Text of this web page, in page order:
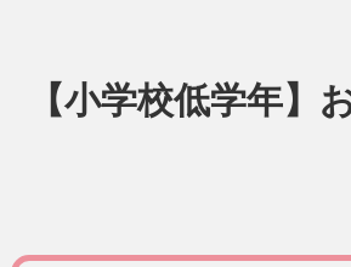
【小学校低学年